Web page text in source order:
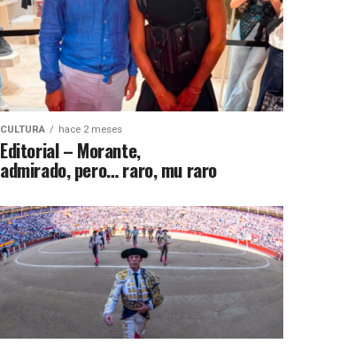
CULTURA hace 2 meses
Editorial – Morante,
admirado, pero… raro, mu raro